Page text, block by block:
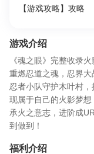
【游戏攻略】攻略
游戏介绍
《魂之眼》完整收录
重燃忍道之魂，忍界
忍者小队守护木叶村
现属于自己的火影梦
承火之意志，进阶成
到做到！
福利介绍